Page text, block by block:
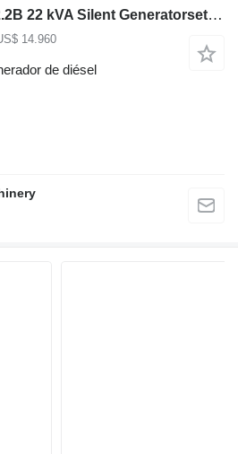
Caterpillar DE22E3 C2.2B 22 kVA Silent Generatorset CAT New !
14.960
de diésel